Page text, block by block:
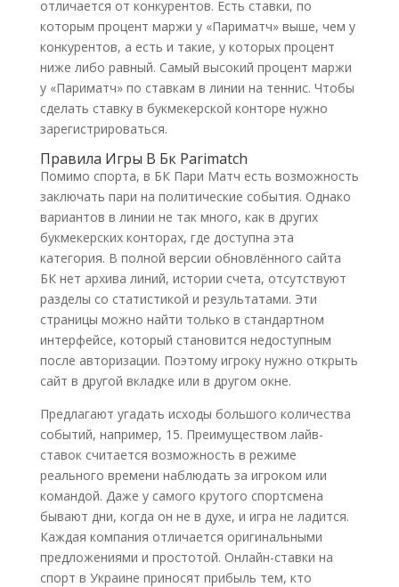
отличается от конкурентов. Есть ставки, по
которым процент маржи у «Париматч» выше, чем у
конкурентов, а есть и такие, у которых процент
ниже либо равный. Самый высокий процент маржи
у «Париматч» по ставкам в линии на теннис. Чтобы
сделать ставку в букмекерской конторе нужно
зарегистрироваться.
Правила Игры В Бк Parimatch
Помимо спорта, в БК Пари Матч есть возможность
заключать пари на политические события. Однако
вариантов в линии не так много, как в других
букмекерских конторах, где доступна эта
категория. В полной версии обновлённого сайта
БК нет архива линий, истории счета, отсутствуют
разделы со статистикой и результатами. Эти
страницы можно найти только в стандартном
интерфейсе, который становится недоступным
после авторизации. Поэтому игроку нужно открыть
сайт в другой вкладке или в другом окне.
Предлагают угадать исходы большого количества
событий, например, 15. Преимуществом лайв-
ставок считается возможность в режиме
реального времени наблюдать за игроком или
командой. Даже у самого крутого спортсмена
бывают дни, когда он не в духе, и игра не ладится.
Каждая компания отличается оригинальными
предложениями и простотой. Онлайн-ставки на
спорт в Украине приносят прибыль тем, кто